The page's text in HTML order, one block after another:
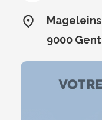
9000 Gent